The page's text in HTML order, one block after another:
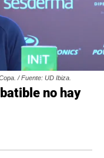
/ Fuente: UD Ibiza.
no hay